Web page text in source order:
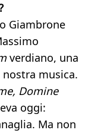
Giambrone
verdiano, una
musica.
Domine
oggi:
Ma non